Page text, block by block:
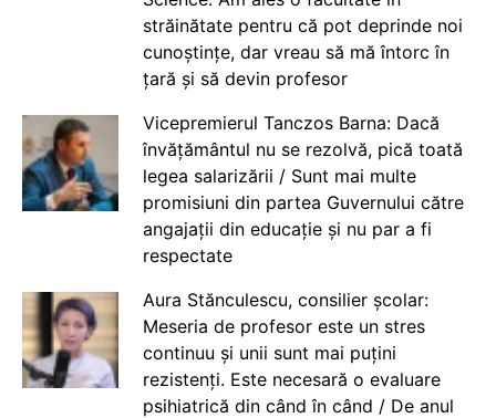
străinătate pentru că pot deprinde noi
cunoștințe, dar vreau să mă întorc în
țară și să devin profesor
Vicepremierul Tanczos Barna: Dacă
învățământul nu se rezolvă, pică toată
legea salarizării / Sunt mai multe
promisiuni din partea Guvernului către
angajații din educație și nu par a fi
respectate
Aura Stănculescu, consilier școlar:
Meseria de profesor este un stres
continuu și unii sunt mai puțini
rezistenți. Este necesară o evaluare
psihiatrică din când în când / De anul